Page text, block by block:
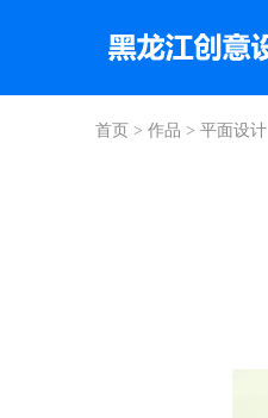
首页 > 作品 > 平面设计